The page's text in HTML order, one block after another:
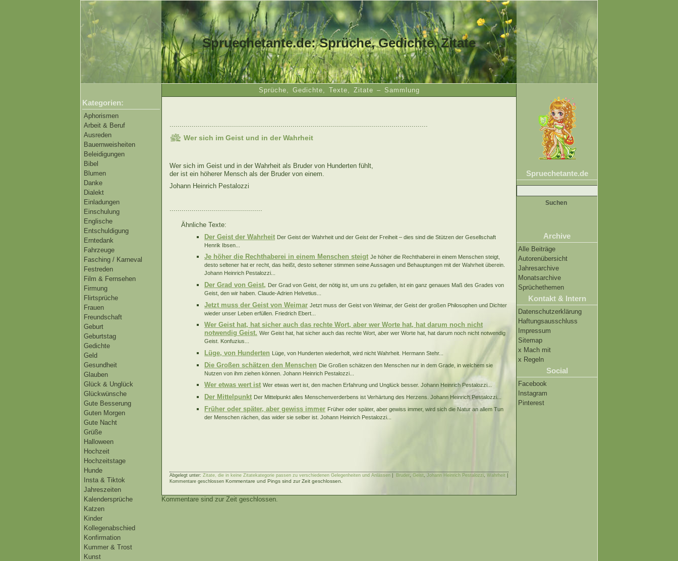
Spruechetante.de: Sprüche, Gedichte, Zitate
Sprüche, Gedichte, Texte, Zitate – Sammlung
Kategorien:
Aphorismen
Arbeit & Beruf
Ausreden
Bauernweisheiten
Beleidigungen
Bibel
Blumen
Danke
Dialekt
Einladungen
Einschulung
Englische
Entschuldigung
Erntedank
Fahrzeuge
Fasching / Karneval
Festreden
Film & Fernsehen
Firmung
Flirtsprüche
Frauen
Freundschaft
Geburt
Geburtstag
Gedichte
Geld
Gesundheit
Glauben
Glück & Unglück
Glückwünsche
Gute Besserung
Guten Morgen
Gute Nacht
Grüße
Halloween
Hochzeit
Hochzeitstage
Hunde
Insta & Tiktok
Jahreszeiten
Kalendersprüche
Katzen
Kinder
Kollegenabschied
Konfirmation
Kummer & Trost
Kunst
Spruechetante.de
Suche
nach:
Archive
Alle Beiträge
Autorenübersicht
Jahresarchive
Monatsarchive
Sprüchethemen
Kontakt & Intern
Datenschutzerklärung
Haftungsausschluss
Impressum
Sitemap
x Mach mit
x Regeln
Social
Facebook
Instagram
Pinterest
................................................................................................................................
Wer sich im Geist und in der Wahrheit
Wer sich im Geist und in der Wahrheit als Bruder von Hunderten fühlt,
der ist ein höherer Mensch als der Bruder von einem.
Johann Heinrich Pestalozzi
Ähnliche Texte:
Der Geist der Wahrheit Der Geist der Wahrheit und der Geist der Freiheit – dies sind die Stützen der Gesellschaft
Henrik Ibsen...
Je höher die Rechthaberei in einem Menschen steigt Je höher die Rechthaberei in einem Menschen steigt,
desto seltener hat er recht, das heißt, desto seltener stimmen seine Aussagen und Behauptungen mit der Wahrheit überein.
Johann Heinrich Pestalozzi...
Der Grad von Geist, Der Grad von Geist, der nötig ist, um uns zu gefallen, ist ein ganz genaues Maß des Grades von
Geist, den wir haben. Claude-Adrien Helvetius...
Jetzt muss der Geist von Weimar Jetzt muss der Geist von Weimar, der Geist der großen Philosophen und Dichter
wieder unser Leben erfüllen. Friedrich Ebert...
Wer Geist hat, hat sicher auch das rechte Wort, aber wer Worte hat, hat darum noch nicht
notwendig Geist. Wer Geist hat, hat sicher auch das rechte Wort, aber wer Worte hat, hat darum noch nicht notwendig
Geist. Konfuzius...
Lüge, von Hunderten Lüge, von Hunderten wiederholt, wird nicht Wahrheit. Hermann Stehr...
Die Großen schätzen den Menschen Die Großen schätzen den Menschen nur in dem Grade, in welchem sie
Nutzen von ihm ziehen können. Johann Heinrich Pestalozzi...
Wer etwas wert ist Wer etwas wert ist, den machen Erfahrung und Unglück besser. Johann Heinrich Pestalozzi...
Der Mittelpunkt Der Mittelpunkt alles Menschenverderbens ist Verhärtung des Herzens. Johann Heinrich Pestalozzi...
Früher oder später, aber gewiss immer Früher oder später, aber gewiss immer, wird sich die Natur an allem Tun
der Menschen rächen, das wider sie selber ist. Johann Heinrich Pestalozzi...
Abgelegt unter: Zitate, die in keine Zitatekategorie passen zu verschiedenen Gelegenheiten und Anlässen Bruder, Geist, Johann Heinrich Pestalozzi, Wahrheit
Kommentare geschlossen Kommentare und Pings sind zur Zeit geschlossen.
Kommentare sind zur Zeit geschlossen.